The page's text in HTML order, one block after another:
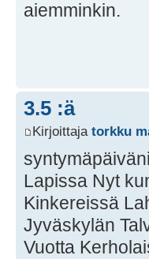
aiemminkin.
3.5 :ä
Kirjoittaja torkku
Lapissa Nyt
Kinkereissä
Jyväskylän
Vuotta